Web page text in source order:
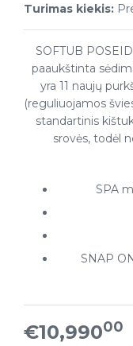
Turimas kiekis:
SOFTUB
paaukštinta
yra 11 naujų
(reguliuojamos
standartinis
srovės, todėl
SPA
SNAP
€10,99000